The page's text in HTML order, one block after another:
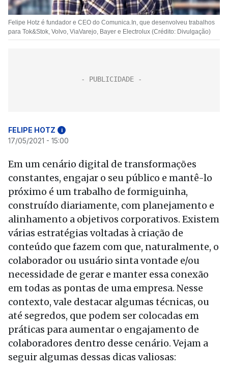
Felipe Hotz é fundador e CEO do Comunica.In, que desenvolveu trabalhos
para Tok&Stok, Volvo, ViaVarejo, Bayer e Electrolux (Crédito: Divulgação)
FELIPE HOTZ i
17/05/2021 - 15:00
Em um cenário digital de transformações
constantes, engajar o seu público e mantê-lo
próximo é um trabalho de formiguinha,
construído diariamente, com planejamento e
alinhamento a objetivos corporativos. Existem
várias estratégias voltadas à criação de
conteúdo que fazem com que, naturalmente, o
colaborador ou usuário sinta vontade e/ou
necessidade de gerar e manter essa conexão
em todas as pontas de uma empresa. Nesse
contexto, vale destacar algumas técnicas, ou
até segredos, que podem ser colocadas em
práticas para aumentar o engajamento de
colaboradores dentro desse cenário. Vejam a
seguir algumas dessas dicas valiosas: